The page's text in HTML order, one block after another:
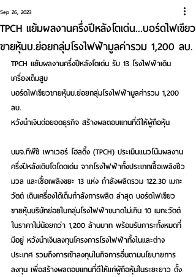
TPCH แย้มผลงานครึ่งปีหลังโตเด่น...บอร์ดไฟเขียว
ขายหุ้นบ.ย่อยกลุ่มโรงไฟฟ้ามูลค่ารวม 1,200 ลบ.
Sep 26, 2023
TPCH แย้มผลงานครึ่งปีหลังโตเด่น รับ 13 โรงไฟฟ้าเดิน
เครื่องเต็มสูบ
บอร์ดไฟเขียวขายหุ้นบ.ย่อยกลุ่มโรงไฟฟ้ามูลค่ารวม 1,200
ลบ.
หวังนำเงินต่อยอดธุรกิจ สร้างผลตอบแทนที่ดีให้ผู้ถือหุ้น
บมจ.ทีพีซี เพาเวอร์ โฮลดิ้ง (TPCH) ประเมินแนวโน้มผลงาน
ครึ่งปีหลังเติบโตโดดเด่น จากโรงไฟฟ้าทั้งประเภทเชื้อเพลิงชีว
มวล และเชื้อเพลิงขยะ 13 แห่ง กำลังผลิตรวม 122.30 เมกะ
วัตต์ เดินเครื่องได้เต็มกำลังการผลิต ล่าสุด บอร์ดไฟเขียว
ขายหุ้นบริษัทย่อยในกลุ่มโรงไฟฟ้าขนาดไม่เกิน 10 เมกะวัตต์
ในราคาไม่น้อยกว่า 1,200 ล้านบาท พร้อมรับภาระทั้งหมดที่
มีอยู่ หวังนำเงินลงทุนโครงการโรงไฟฟ้าทั้งในและต่าง
ประเทศ รวมถึงการเข้าลงทุนในกิจการอื่นตามนโยบายการ
ลงทุน เพื่อสร้างผลตอบแทนที่ดีให้แก่ผู้ถือหุ้นในระยะยาว ตั้ง